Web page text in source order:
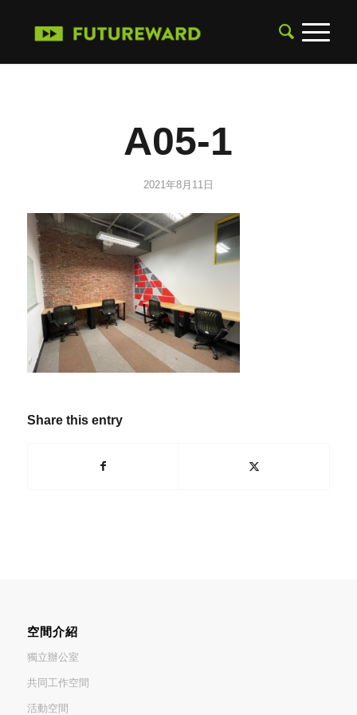
A05-1
2021年8月11日
Share this entry
空間介紹
獨立辦公室
共同工作空間
活動空間